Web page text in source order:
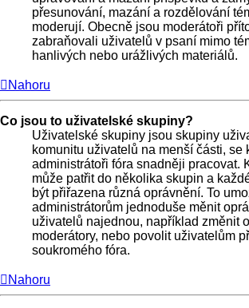
přesunování, mazání a rozdělování
moderují. Obecně jsou moderátoři
zabraňovali uživatelů v psaní mimo
hanlivých nebo urážlivých materiálů.
Nahoru
Co jsou to uživatelské skupiny?
Uživatelské skupiny jsou skupiny
komunitu uživatelů na menší části, se
administrátoři fóra snadněji pracovat.
může patřit do několika skupin a
být přiřazena různá oprávnění. To
administrátorům jednoduše měnit
uživatelů najednou, například změnit
moderátory, nebo povolit uživatelům
soukromého fóra.
Nahoru